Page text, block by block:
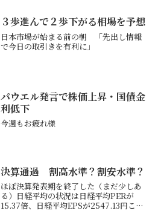
３歩進んで２歩下がる相場を予想
日本市場が始まる前の朝 「先出し情報
で今日の取引きを有利に」
パウエル発言で株価上昇・国債金
利低下
今週もお疲れ様
決算通過 割高水準？割安水準？
ほぼ決算発表期を終了した（まだ少しあ
る）日経平均の状況は日経平均PERが
15.37倍、日経平均EPSが2547.13円これ